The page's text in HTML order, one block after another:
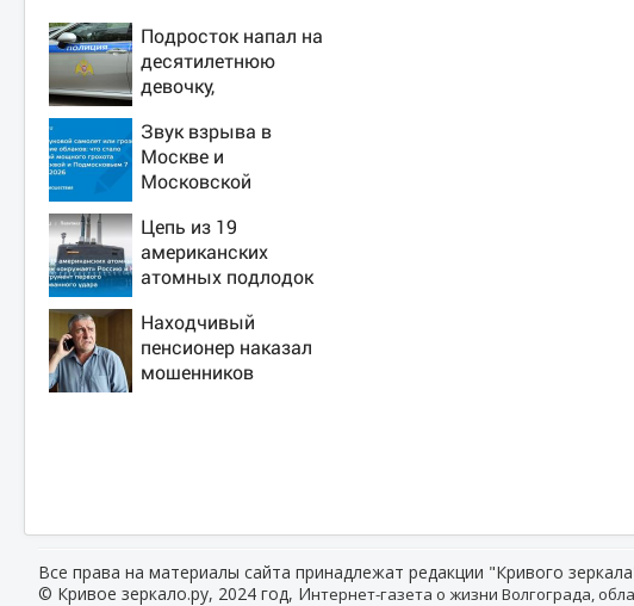
Подросток напал на
десятилетнюю
девочку,
квартиру
Звук взрыва в
Москве и
Московской
2026 года: Причины,
источник, откуда
был громкий хлопок
Цепь из 19
американских
атомных подлодок
и Китай: это
инструмент первого
массированного
Находчивый
пенсионер наказал
мошенников
Все права на материалы сайта принадлежат редакции "Кривого
© Кривое зеркало.ру, 2024 год, Интернет-газета о жизни Волгограда,